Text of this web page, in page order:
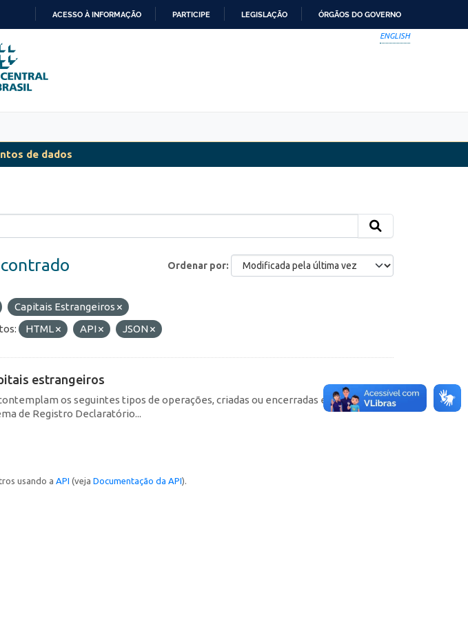
PARA
O
CONTEÚDO
ACESSO À INFORMAÇÃO PARTICIPE LEGISLAÇÃO ÓRGÃOS DO GOVERNO
ENGLISH
de dados
Ordenar por
Capitais Estrangeiros
HTML API JSON
estrangeiros
os seguintes tipos de operações, criadas ou encerradas em cada
de Registro Declaratório...
usando a API (veja Documentação da API).